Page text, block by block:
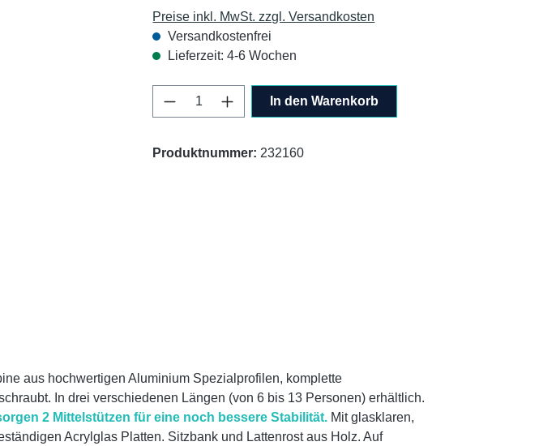
Preise inkl. MwSt. zzgl. Versandkosten
Versandkostenfrei
Lieferzeit: 4-6 Wochen
Produkt Anzahl: Gib den gewünschten
In den Warenkorb
Produktnummer: 232160
aus hochwertigen Aluminium Spezialprofilen, komplette
In drei verschiedenen Längen (von 6 bis 13 Personen) erhältlich.
2 Mittelstützen für eine noch bessere Stabilität. Mit glasklaren,
Acrylglas Platten. Sitzbank und Lattenrost aus Holz. Auf